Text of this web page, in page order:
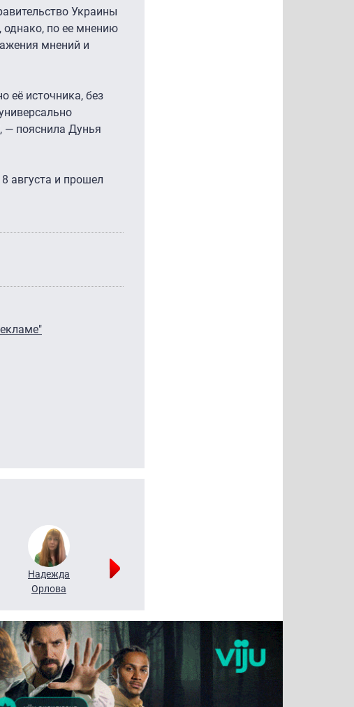
Украины
однако, по ее мнению
мнений и
её источника, без
— пояснила Дунья
августа и прошел
Надежда
Орлова